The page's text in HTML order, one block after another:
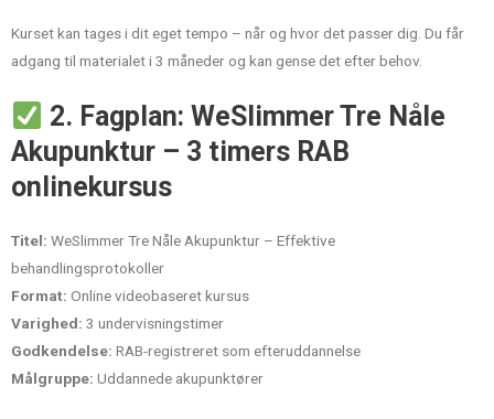
Kurset kan tages i dit eget tempo – når og hvor det passer dig. Du får
adgang til materialet i 3 måneder og kan gense det efter behov.
2. Fagplan: WeSlimmer Tre Nåle
Akupunktur – 3 timers RAB
onlinekursus
Titel: WeSlimmer Tre Nåle Akupunktur – Effektive
behandlingsprotokoller
Format: Online videobaseret kursus
Varighed: 3 undervisningstimer
Godkendelse: RAB-registreret som efteruddannelse
Målgruppe: Uddannede akupunktører